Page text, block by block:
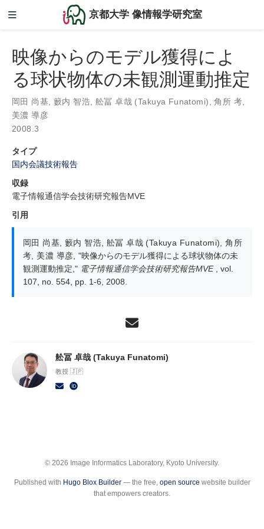
京都大学 像情報学研究室
映像からのモデル獲得によ
る球状物体の未観測運動推定
岡田 尚基 籔内 智浩 舩冨 卓哉 (Takuya Funatomi) ,角所 考
美濃 導彦
2008.3
タイプ
国内会議技術報告
収録
電子情報通信学会技術研究報告MVE
引用
岡田 尚基 籔内 智浩 舩冨 卓哉 (Takuya Funatomi) ,角所
考
美濃 導彦 ,"映像からのモデル獲得による球状物体の未
観測運動推定," 電子情報通信学会技術研究報告MVE, vol.
107, no. 554, pp. 1-6, 2008.
舩冨 卓哉 (Takuya Funatomi)
教授 🇯🇵
© 2026 Image Informatics Laboratory, Kyoto University.
Published with Hugo Blox Builder— the free, open source website builder
that empowers creators.